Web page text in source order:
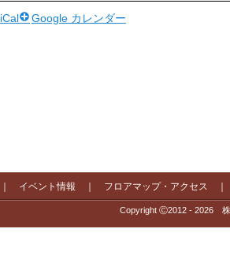
iCal Google カレンダー
イベント情報 フロアマップ・アクセス
Copyright Ⓒ2012 - 2026 株